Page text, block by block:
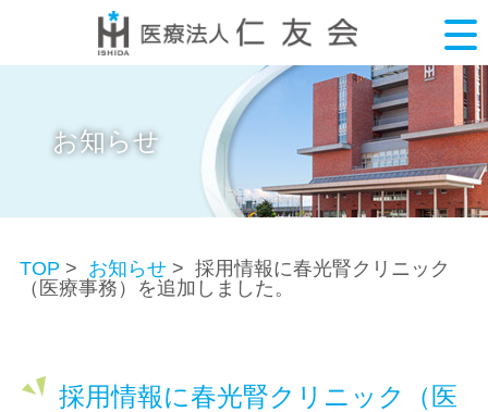
お知らせ
TOP > お知らせ > 採用情報に春光腎クリニック
（医療事務）を追加しました。
採用情報に春光腎クリニック（医